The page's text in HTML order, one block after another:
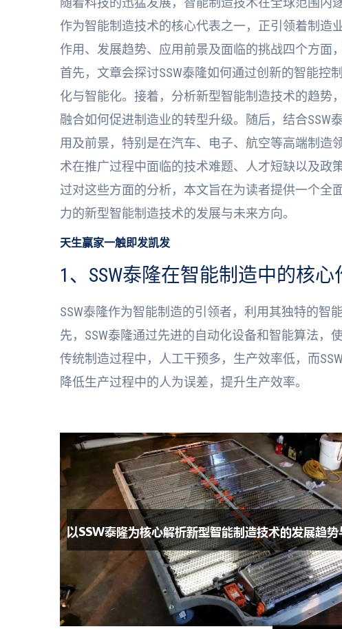
作为智能制造技术的核心代表之一，正引领着制造
作用、发展趋势、应用前景及面临的挑战四个方面
首先，文章会探讨SSW泰隆如何通过创新的智能控
化与智能化。接着，分析新型智能制造技术的趋势
融合如何促进制造业的转型升级。随后，结合SSW
用及前景，特别是在汽车、电子、航空等高端制造
术在推广过程中面临的技术难题、人才短缺以及政
过对这些方面的分析，本文旨在为读者提供一个全
力的新型智能制造技术的发展与未来方向。
天生赢家一触即发凯发
1、SSW泰隆在智能制造中的核心
SSW泰隆作为智能制造的引领者，利用其独特的智
先，SSW泰隆通过先进的自动化设备和智能算法，
传统制造过程中，人工干预多，生产效率低，而
降低生产过程中的人为误差，提升生产效率。